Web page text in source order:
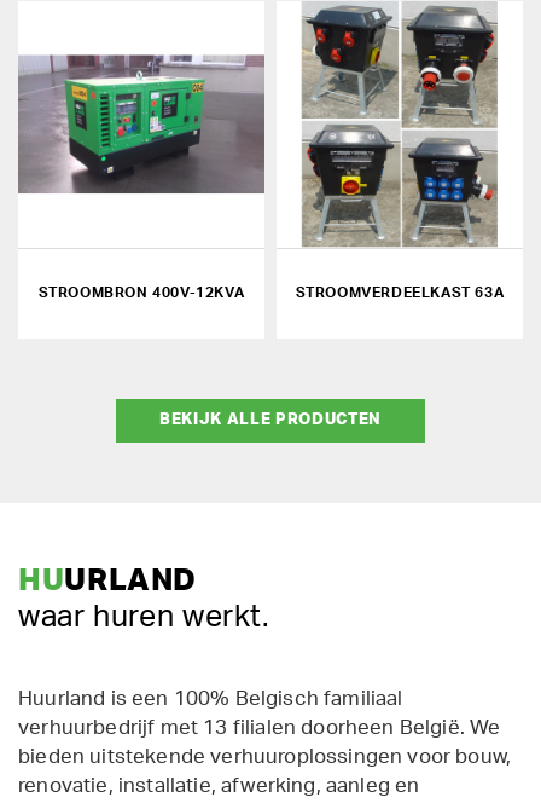
STROOMBRON 400V-12KVA STROOMVERDEELKAST 63A
BEKIJK ALLE PRODUCTEN
HUURLAND
waar huren werkt.
Huurland is een 100% Belgisch familiaal
verhuurbedrijf met 13 filialen doorheen België. We
bieden uitstekende verhuuroplossingen voor bouw,
renovatie, installatie, afwerking, aanleg en